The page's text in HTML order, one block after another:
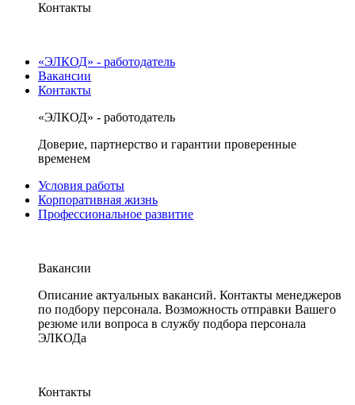
Контакты
«ЭЛКОД» - работодатель
Вакансии
Контакты
«ЭЛКОД» - работодатель
Доверие, партнерство и гарантии проверенные
временем
Условия работы
Корпоративная жизнь
Профессиональное развитие
Вакансии
Описание актуальных вакансий. Контакты менеджеров
по подбору персонала. Возможность отправки Вашего
резюме или вопроса в службу подбора персонала
ЭЛКОДа
Контакты